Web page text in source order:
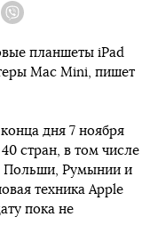
планшеты iPad
Mac Mini, пишет
дня 7 ноября
стран, в том числе
Польши, Румынии и
техника Apple
пока не